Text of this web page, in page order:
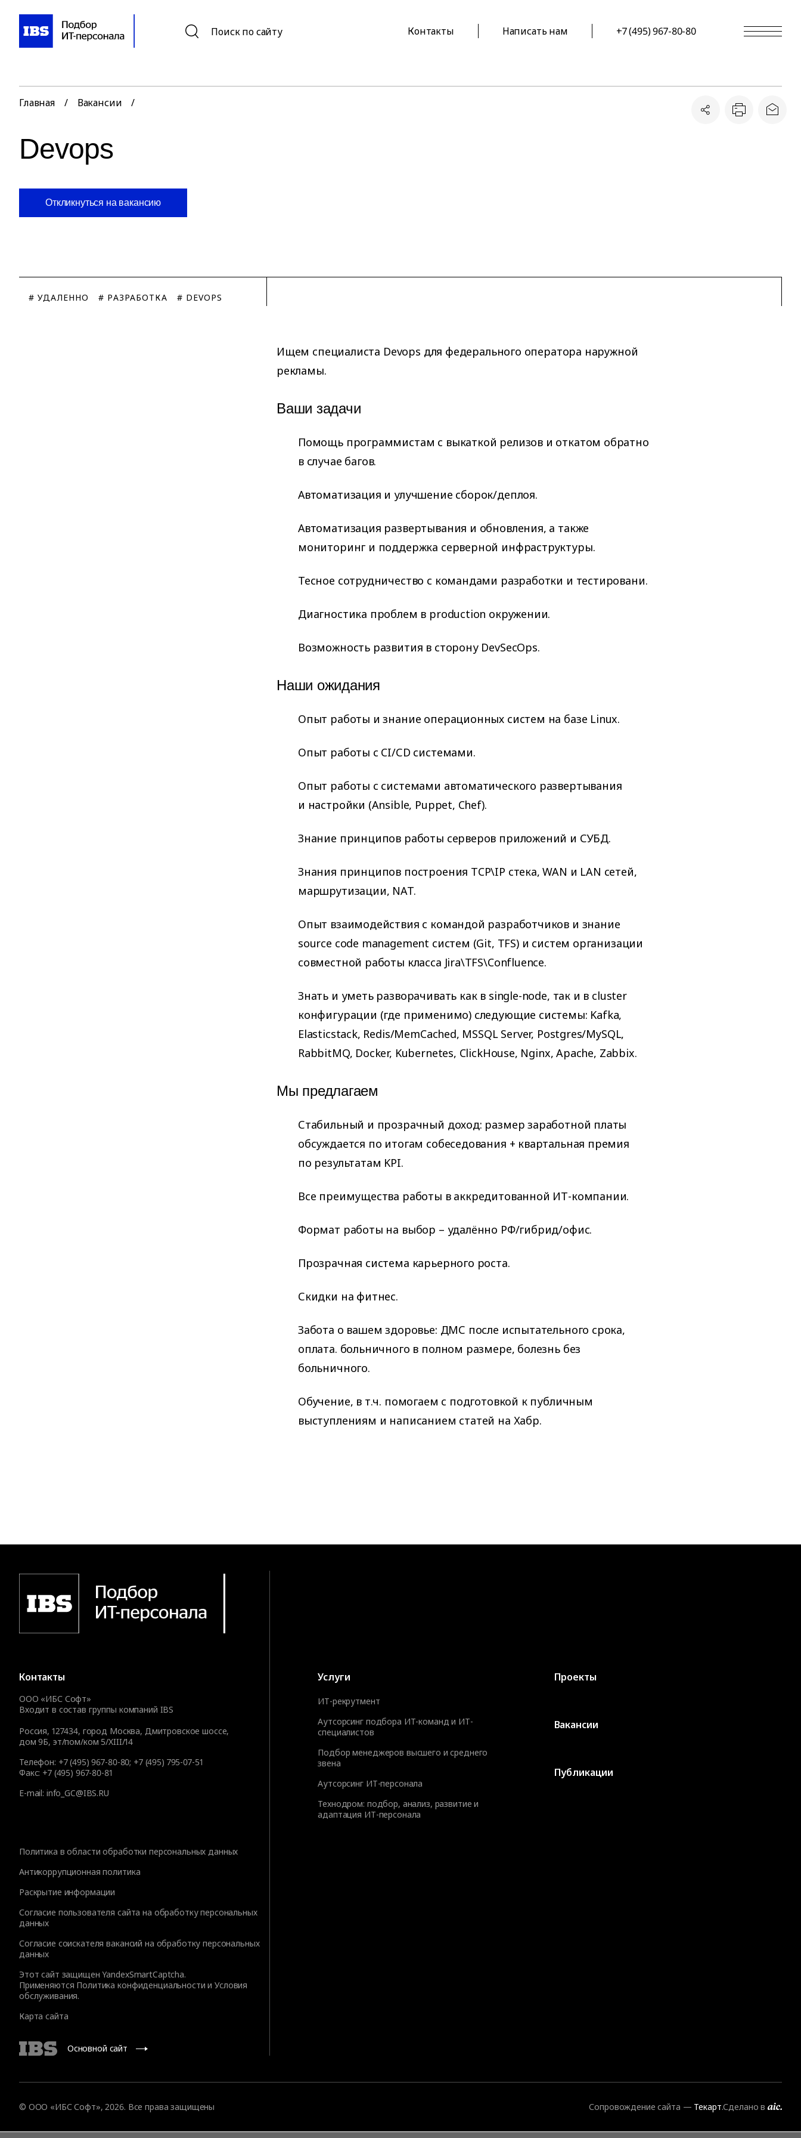
Поиск по сайту Контакты Написать нам +7 (495) 967-80-80
Главная / Вакансии /
Devops
Откликнуться на вакансию
# УДАЛЕННО # РАЗРАБОТКА # DEVOPS
Ищем cпециалиста Devops для федерального оператора наружной
рекламы.
Ваши задачи
Помощь программистам с выкаткой релизов и откатом обратно
в случае багов.
Автоматизация и улучшение сборок/деплоя.
Автоматизация развертывания и обновления, а также
мониторинг и поддержка серверной инфраструктуры.
Тесное сотрудничество с командами разработки и тестировани.
Диагностика проблем в production окружении.
Возможность развития в сторону DevSecOps.
Наши ожидания
Опыт работы и знание операционных систем на базе Linux.
Опыт работы с CI/СD системами.
Опыт работы с системами автоматического развертывания
и настройки (Ansible, Puppet, Chef).
Знание принципов работы серверов приложений и СУБД.
Знания принципов построения TCP\IP стека, WAN и LAN сетей,
маршрутизации, NAT.
Опыт взаимодействия с командой разработчиков и знание
source code management систем (Git, TFS) и систем организации
совместной работы класса Jira\TFS\Confluence.
Знать и уметь разворачивать как в single-node, так и в cluster
конфигурации (где применимо) следующие системы: Kafka,
Elasticstack, Redis/MemCached, MSSQL Server, Postgres/MySQL,
RabbitMQ, Docker, Kubernetes, ClickHouse, Nginx, Apache, Zabbix.
Мы предлагаем
Стабильный и прозрачный доход: размер заработной платы
обсуждается по итогам собеседования + квартальная премия
по результатам KPI.
Все преимущества работы в аккредитованной ИТ-компании.
Формат работы на выбор – удалённо РФ/гибрид/офис.
Прозрачная система карьерного роста.
Скидки на фитнес.
Забота о вашем здоровье: ДМС после испытательного срока,
оплата. больничного в полном размере, болезнь без
больничного.
Обучение, в т.ч. помогаем с подготовкой к публичным
выступлениям и написанием статей на Хабр.
Контакты
ООО «ИБС Софт»
Входит в состав группы компаний IBS
Россия, 127434, город Москва, Дмитровское шоссе,
дом 9Б, эт/пом/ком 5/XIII/14
Телефон: +7 (495) 967-80-80; +7 (495) 795-07-51
Факс: +7 (495) 967-80-81
E-mail: info_GC@IBS.RU
Политика в области обработки персональных данных
Антикоррупционная политика
Раскрытие информации
Согласие пользователя сайта на обработку персональных
данных
Согласие соискателя вакансий на обработку персональных
данных
Этот сайт защищен YandexSmartCaptcha.
Применяются Политика конфиденциальности иУсловия
обслуживания.
Карта сайта
Услуги
ИТ-рекрутмент
Аутсорсинг подбора ИТ-команд и ИТ-
специалистов
Подбор менеджеров высшего и среднего
звена
Аутсорсинг ИТ-персонала
Технодром: подбор, анализ, развитие и
адаптация ИТ-персонала
Проекты
Вакансии
Публикации
Основной сайт
© OOO «ИБС Софт», 2026. Все права защищены Сопровождение сайта — Текарт.Сделано в